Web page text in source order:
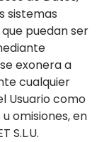
sistemas
puedan ser
exonera a
cualquier
Usuario como
omisiones, en
S.L.U.